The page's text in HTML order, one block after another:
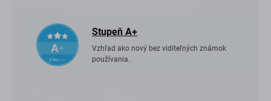
Stupeň A+
Vzhľad ako nový bez viditeľných známok
používania.